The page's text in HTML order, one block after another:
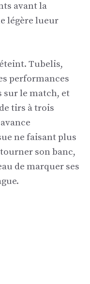
avant la
légère lueur
Tubelis,
performances
sur le match, et
tirs à trois
ne faisant plus
son banc,
de marquer ses